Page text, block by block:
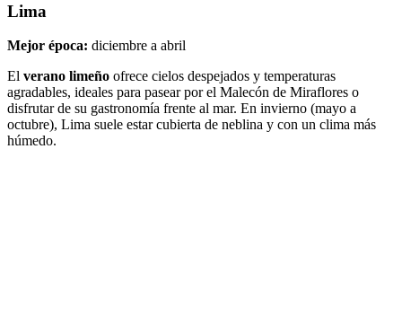
Lima
Mejor época: diciembre a abril
El verano limeño ofrece cielos despejados y temperaturas
agradables, ideales para pasear por el Malecón de Miraflores o
disfrutar de su gastronomía frente al mar. En invierno (mayo a
octubre), Lima suele estar cubierta de neblina y con un clima más
húmedo.